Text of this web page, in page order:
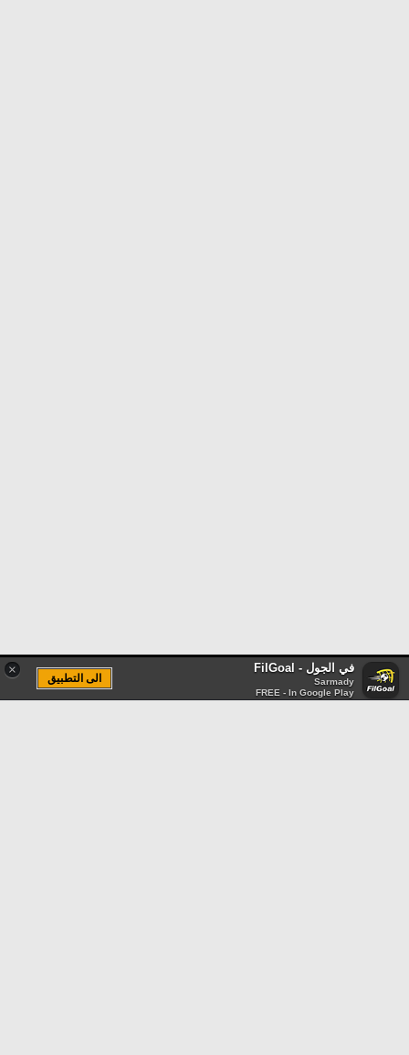
× في الجول - FilGoal
Sarmady
FREE - In Google Play
الى التطبيق